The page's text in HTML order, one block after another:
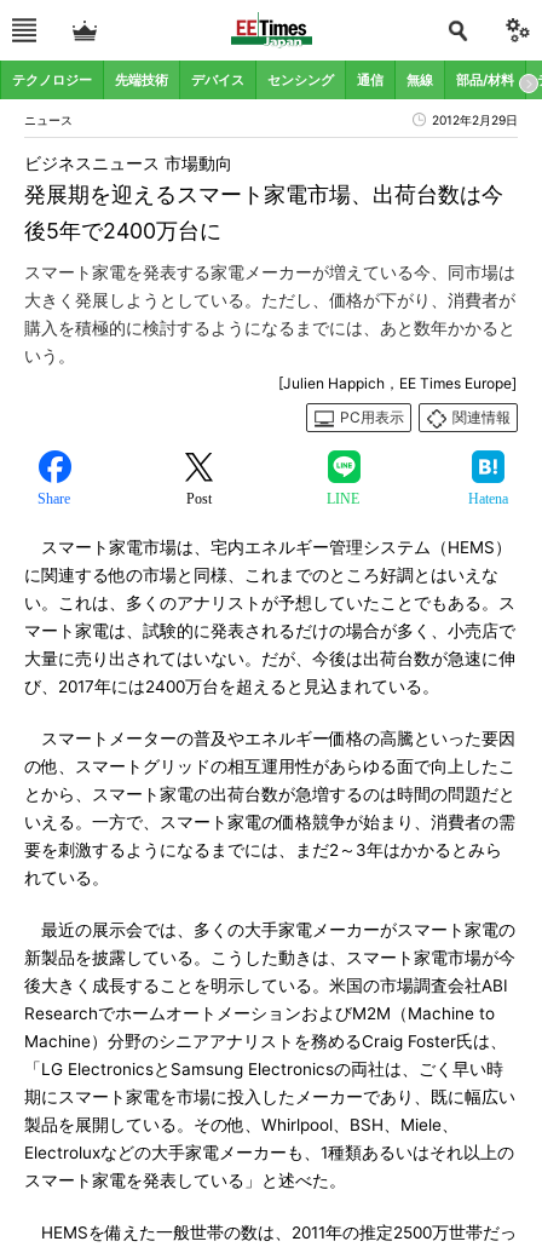
テクノロジー 先端技術 デバイス センシング 通信 無線 部品/材料
ニュース 2012年2月29日
発展期を迎えるスマート家電市場、出荷台数は今
後5年で2400万台に
ビジネスニュース 市場動向
スマート家電を発表する家電メーカーが増えている今、同市場は
大きく発展しようとしている。ただし、価格が下がり、消費者が
購入を積極的に検討するようになるまでには、あと数年かかると
いう。
[Julien Happich，EE Times Europe]
PC用表示
関連情報
Share Post LINE Hatena
スマート家電市場は、宅内エネルギー管理システム（HEMS）
に関連する他の市場と同様、これまでのところ好調とはいえな
い。これは、多くのアナリストが予想していたことでもある。ス
マート家電は、試験的に発表されるだけの場合が多く、小売店で
大量に売り出されてはいない。だが、今後は出荷台数が急速に伸
び、2017年には2400万台を超えると見込まれている。
スマートメーターの普及やエネルギー価格の高騰といった要因
の他、スマートグリッドの相互運用性があらゆる面で向上したこ
とから、スマート家電の出荷台数が急増するのは時間の問題だと
いえる。一方で、スマート家電の価格競争が始まり、消費者の需
要を刺激するようになるまでには、まだ2～3年はかかるとみら
れている。
最近の展示会では、多くの大手家電メーカーがスマート家電の
新製品を披露している。こうした動きは、スマート家電市場が今
後大きく成長することを明示している。米国の市場調査会社ABI
ResearchでホームオートメーションおよびM2M（Machine to
Machine）分野のシニアアナリストを務めるCraig Foster氏は、
「LG ElectronicsとSamsung Electronicsの両社は、ごく早い時
期にスマート家電を市場に投入したメーカーであり、既に幅広い
製品を展開している。その他、Whirlpool、BSH、Miele、
Electroluxなどの大手家電メーカーも、1種類あるいはそれ以上の
スマート家電を発表している」と述べた。
HEMSを備えた一般世帯の数は、2011年の推定2500万世帯だっ